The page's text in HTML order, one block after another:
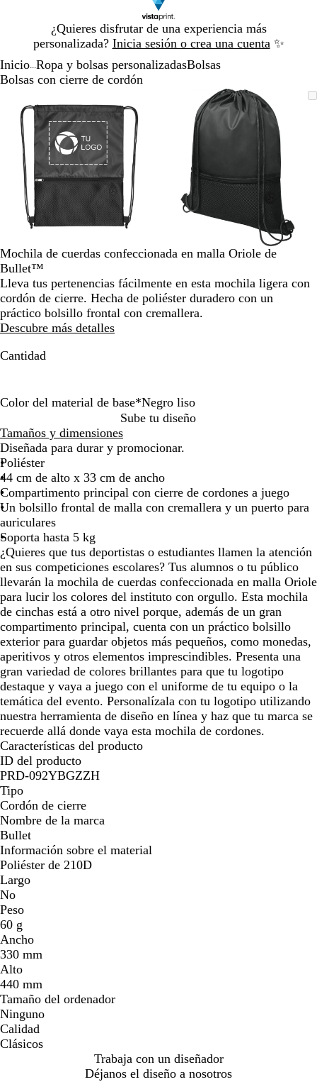
¿Quieres disfrutar de una experiencia más
personalizada? Inicia sesión o crea una cuenta ✨
1
Inicio Ropa y bolsas personalizadasBolsas
Bolsas con cierre de cordón
ampliable
hasta
mínimo
clic
para
expandir
las
teclas
de
más
y
menos
para
ampliar
y
y
flechas
para
moverte
por
Imagen
ampliable
Acercado
hasta
mínimo
Haz
clic
para
expandir
Utiliza
las
teclas
menos
para
ampliar
y
alejar
y
flechas
para
Mochila de cuerdas confeccionada en malla Oriole de
Bullet™
Lleva tus pertenencias fácilmente en esta mochila ligera con
cordón de cierre. Hecha de poliéster duradero con un
práctico bolsillo frontal con cremallera.
Descubre más detalles
Cantidad
Color del material de base*Negro liso
m
a
r
i
l
l
o
e
r
d
e
l
a
n
c
o
a
g
e
n
t
a
o
j
o
a
r
a
n
j
a
e
g
r
o
l
i
s
o
z
u
l
r
e
a
l
Sube tu diseño
Tamaños y dimensiones
Diseñada para durar y promocionar.
Poliéster
44 cm de alto x 33 cm de ancho
Compartimento principal con cierre de cordones a juego
Un bolsillo frontal de malla con cremallera y un puerto para
auriculares
Soporta hasta 5 kg
¿Quieres que tus deportistas o estudiantes llamen la atención
en sus competiciones escolares? Tus alumnos o tu público
llevarán la mochila de cuerdas confeccionada en malla Oriole
para lucir los colores del instituto con orgullo. Esta mochila
de cinchas está a otro nivel porque, además de un gran
compartimento principal, cuenta con un práctico bolsillo
exterior para guardar objetos más pequeños, como monedas,
aperitivos y otros elementos imprescindibles. Presenta una
gran variedad de colores brillantes para que tu logotipo
destaque y vaya a juego con el uniforme de tu equipo o la
temática del evento. Personalízala con tu logotipo utilizando
nuestra herramienta de diseño en línea y haz que tu marca se
recuerde allá donde vaya esta mochila de cordones.
Características del producto
ID del producto
PRD-092YBGZZH
Tipo
Cordón de cierre
Nombre de la marca
Bullet
Información sobre el material
Poliéster de 210D
Largo
No
Peso
60 g
Ancho
330 mm
Alto
440 mm
Tamaño del ordenador
Ninguno
Calidad
Clásicos
Trabaja con un diseñador
Déjanos el diseño a nosotros